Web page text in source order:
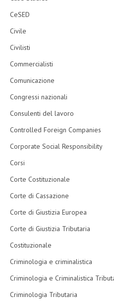
CeSED
Civile
Civilisti
Commercialisti
Comunicazione
Congressi nazionali
Consulenti del lavoro
Controlled Foreign Companies
Corporate Social Responsibility
Corsi
Corte Costituzionale
Corte di Cassazione
Corte di Giustizia Europea
Corte di Giustizia Tributaria
Costituzionale
Criminologia e criminalistica
Criminologia e Criminalistica
Criminologia Tributaria